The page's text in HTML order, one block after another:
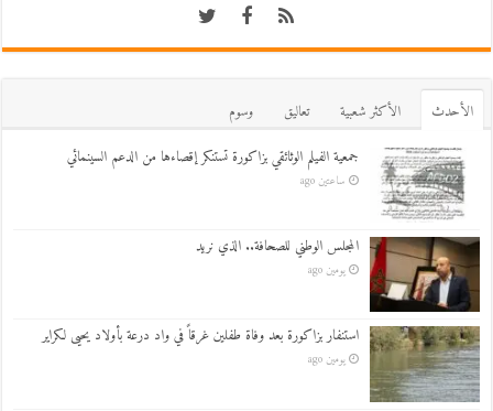
اﻷحدث اﻷكثر شعبية تعاليق
وسوم
جمعية الفيلم الوثائقي بزاكورة تستنكر إقصاءها من الدعم السينمائي
ساعتين ago
المجلس الوطني للصحافة.. الذي نريد
يومين ago
استنفار بزاكورة بعد وفاة طفلين غرقاً في واد درعة بأولاد يحيى لكراير
يومين ago